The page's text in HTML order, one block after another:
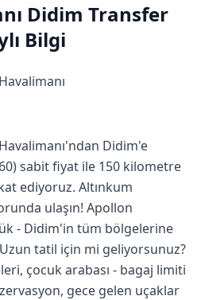
Didim Transfer
Bilgi
Didim'e
sabit fiyat ile 150 kilometre
ediyoruz. Altınkum
ulaşın! Apollon
- Didim'in tüm bölgelerine
tatil için mi geliyorsunuz?
çocuk arabası - bagaj limiti
gece gelen uçaklar